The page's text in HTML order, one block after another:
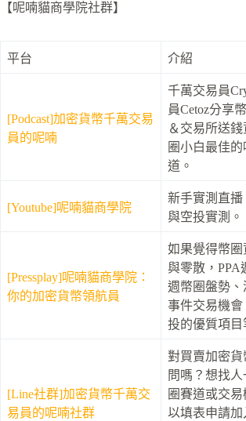
【呢喃貓商學院社群】
平台 介紹
[Podcast]加密貨幣千萬交易
員的呢喃
千萬交易員
員Cetoz分享
＆交易所送
圈小白最佳
道。
[Youtube]呢喃貓商學院
新手實測直
與空投實測。
[Pressplay]呢喃貓商學院：
你的加密貨幣領航員
如果覺得幣圈
與零散，PPA
週幣圈盤勢、
事件交易機會
投的優質項目
[Line社群]加密貨幣千萬交
易員的呢喃社群
對買賣加密貨
問嗎？想找
圈賽道或交
以填表申請加